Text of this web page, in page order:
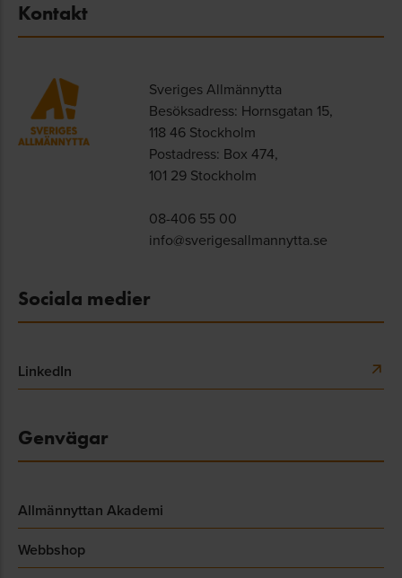
Kontakt
Sveriges Allmännytta
Besöksadress: Hornsgatan 15,
118 46 Stockholm
Postadress: Box 474,
101 29 Stockholm
08-406 55 00
info@sverigesallmannytta.se
Sociala medier
LinkedIn
Genvägar
Allmännyttan Akademi
Webbshop